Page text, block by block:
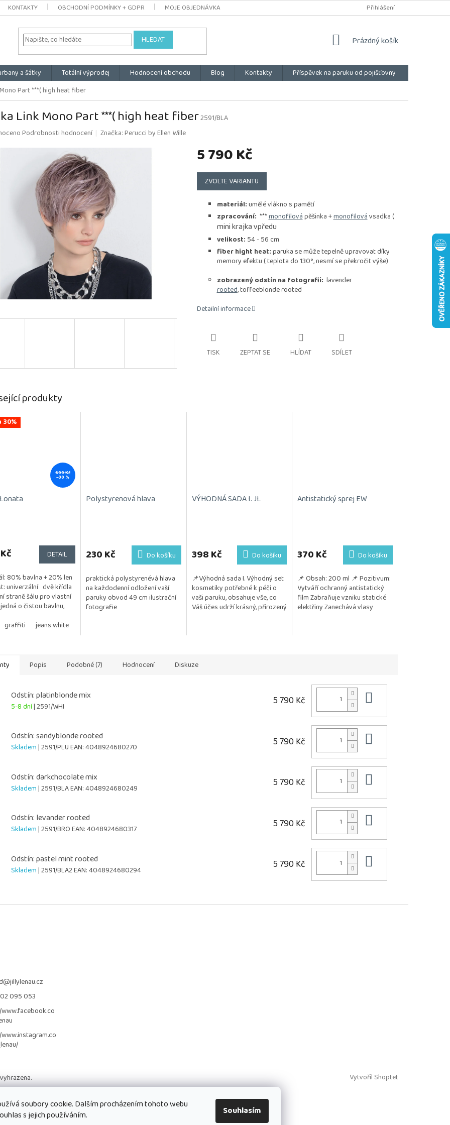
soubory cookie. Dalším procházením tohoto webu
s jejich používáním.
Souhlasím
KONTAKTY OBCHODNÍ PODMÍNKY + GDPR MOJE OBJEDNÁVKA Přihlášení
HLEDAT
NÁKUPNÍ
Prázdný košík
a šátky Totální výprodej Hodnocení obchodu Blog Kontakty Příspěvek na paruku od pojišťovny
Part ***( high heat fiber
Link Mono Part ***( high heat fiber2591/BLA
Podrobnosti hodnocení Značka:Perucci by Ellen Wille
5 790 Kč
Měrná
cena:
ZVOLTE VARIANTU
materiál:umělé vlákno s pamětí
zpracování: ***monofilovápěšinka +monofilovávsadka (
mini krajka vpředu
velikost: 54 - 56 cm
fiber hight heat:paruka se může tepelně upravovat díky
memory efektu ( teplota do 130°, nesmí se překročit výše)
zobrazený odstín na fotografii: lavender
rooted, toffeeblonde rooted
Detailní informace
TISK ZEPTAT SE HLÍDAT SDÍLET
produkty
30%
699 Kč
–30 %
DETAIL
80% bavlna + 20% len
univerzální dvě křídla
straně šálu pro vlastní
o čistou bavlnu,
graffiti jeans white
Polystyrenová hlava
230 Kč Do košíku
praktická polystyrenévá hlava
na každodenní odložení vaší
paruky obvod 49 cm ilustrační
fotografie
VÝHODNÁ SADA I. JL
398 Kč Do košíku
📌Výhodná sada I. Výhodný set
kosmetiky potřebné k péči o
vaši paruku, obsahuje vše, co
Váš účes udrží krásný, přirozený
Antistatický sprej EW
370 Kč Do košíku
📌 Obsah: 200 ml 📌 Pozitivum:
Vytváří ochranný antistatický
film Zabraňuje vzniku statické
elektřiny Zanechává vlasy
Popis Podobné (7) Hodnocení Diskuze
Odstín: platinblonde mix
5-8 dní| 2591/WHI 5 790 Kč
Odstín: sandyblonde rooted
Skladem| 2591/PLUEAN:4048924680270 5 790 Kč
Odstín: darkchocolate mix
Skladem| 2591/BLAEAN:4048924680249 5 790 Kč
Odstín: levander rooted
Skladem| 2591/BROEAN:4048924680317 5 790 Kč
Odstín: pastel mint rooted
Skladem| 2591/BLA2EAN:4048924680294 5 790 Kč
@jillylenau.cz
095 053
Vytvořil Shoptet